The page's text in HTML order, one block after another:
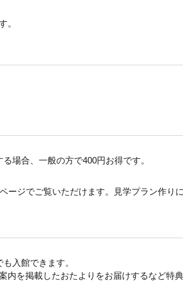
。
場合、一般の方で400円お得です。
ージでご覧いただけます。見学プラン作り
入館できます。
内を掲載したおたよりをお届けするなど特